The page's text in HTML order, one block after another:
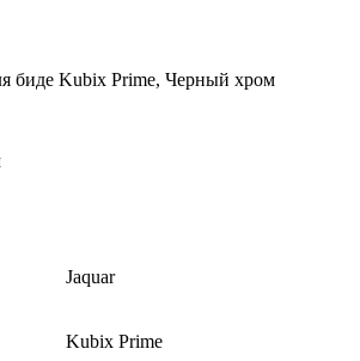
биде Kubix Prime, Черный хром
Jaquar
Kubix Prime